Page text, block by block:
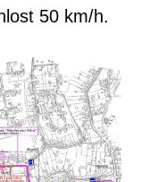
50 km/h.